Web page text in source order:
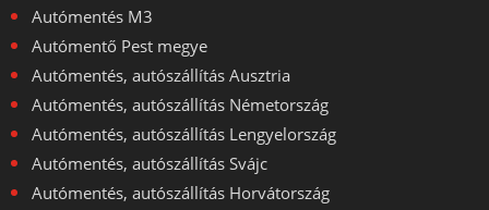
Autómentés M3
Autómentő Pest megye
Autómentés, autószállítás Ausztria
Autómentés, autószállítás Németország
Autómentés, autószállítás Lengyelország
Autómentés, autószállítás Svájc
Autómentés, autószállítás Horvátország